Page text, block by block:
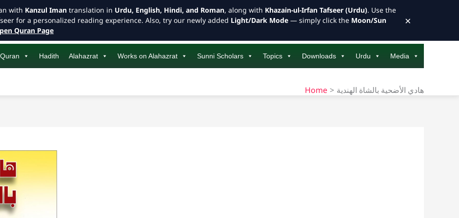
Quran Hadith Alahazrat Works on Alahazrat Sunni Scholars Topics Downloads Urdu Media
Home هادي الأضحية بالشاة الهندية
with Kanzul Iman translation in Urdu, English, Hindi, and Roman, along with Khazain-ul-Irfan Tafseer (Urdu). Use the
for a personalized reading experience. Also, try our newly added Light/Dark Mode — simply click the Moon/Sun
Quran Page
×